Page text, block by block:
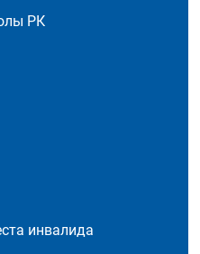
РК
инвалида